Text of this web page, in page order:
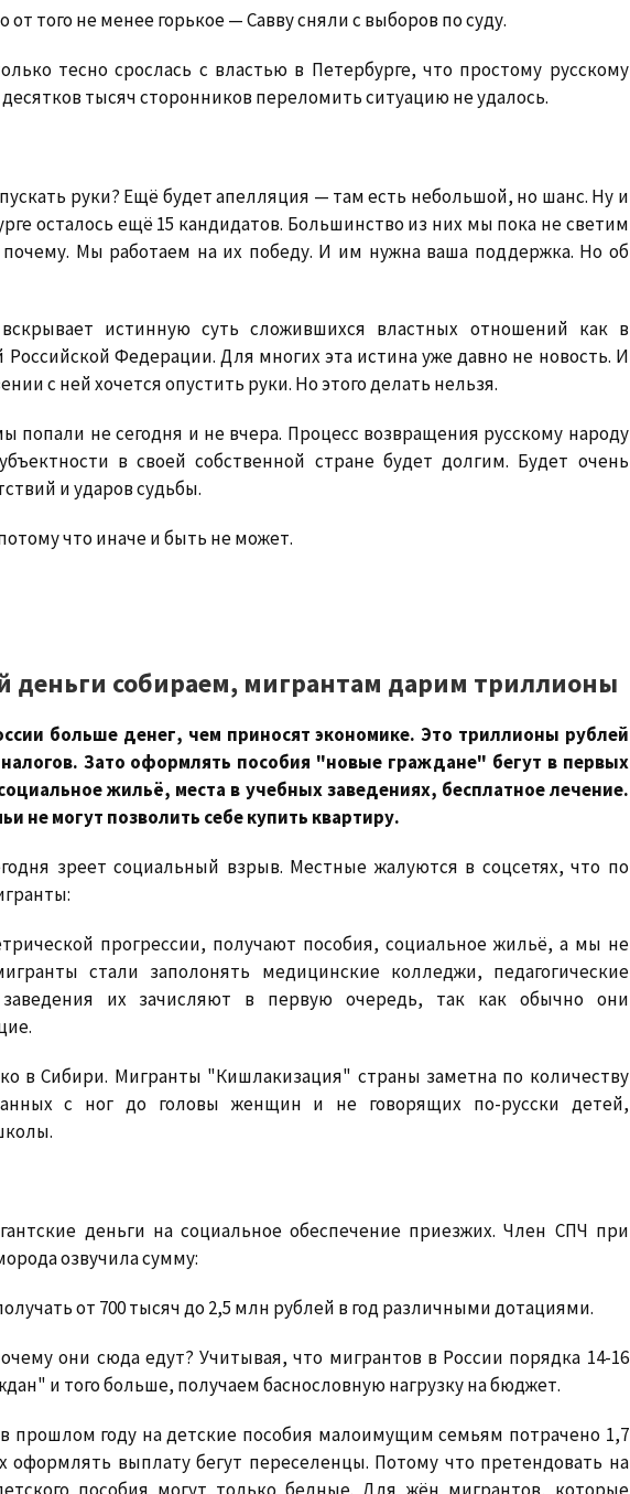
того не менее горькое — Савву сняли с выборов по суду.
тесно срослась с властью в Петербурге, что простому русскому
тысяч сторонников переломить ситуацию не удалось.
руки? Ещё будет апелляция — там есть небольшой, но шанс. Ну и
осталось ещё 15 кандидатов. Большинство из них мы пока не светим
Мы работаем на их победу. И им нужна ваша поддержка. Но об
истинную суть сложившихся властных отношений как в
Российской Федерации. Для многих эта истина уже давно не новость. И
с ней хочется опустить руки. Но этого делать нельзя.
не сегодня и не вчера. Процесс возвращения русскому народу
в своей собственной стране будет долгим. Будет очень
и ударов судьбы.
что иначе и быть не может.
деньги собираем, мигрантам дарим триллионы
больше денег, чем приносят экономике. Это триллионы рублей
Зато оформлять пособия "новые граждане" бегут в первых
жильё, места в учебных заведениях, бесплатное лечение.
не могут позволить себе купить квартиру.
зреет социальный взрыв. Местные жалуются в соцсетях, что по
прогрессии, получают пособия, социальное жильё, а мы не
стали заполонять медицинские колледжи, педагогические
их зачисляют в первую очередь, так как обычно они
в Сибири. Мигранты "Кишлакизация" страны заметна по количеству
с ног до головы женщин и не говорящих по-русски детей,
деньги на социальное обеспечение приезжих. Член СПЧ при
озвучила сумму:
от 700 тысяч до 2,5 млн рублей в год различными дотациями.
они сюда едут? Учитывая, что мигрантов в России порядка 14-16
и того больше, получаем баснословную нагрузку на бюджет.
прошлом году на детские пособия малоимущим семьям потрачено 1,7
оформлять выплату бегут переселенцы. Потому что претендовать на